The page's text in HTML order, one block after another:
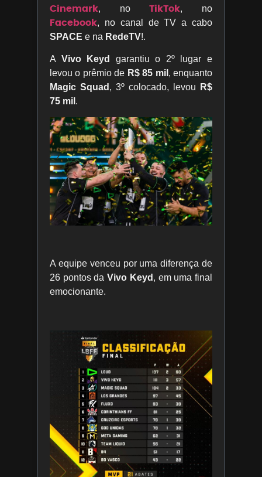
Cinemark, noTikTok, no
Facebook, no canal de TV a cabo
SPACE e na RedeTV!.
A Vivo Keyd
garantiu o 2º lugar e
levou o prêmio de R$ 85 mil , enquanto
Magic Squad , 3º colocado, levou
R$
75 mil .
A equipe venceu por uma diferença de
26 pontos daVivo Keyd , em uma final
emocionante.